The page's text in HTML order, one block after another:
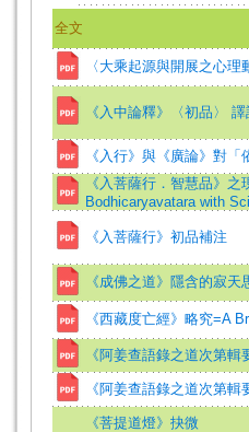
全文
〈大乘起源與開展之心理
《入中論釋》〈初品〉 譯
《入行》與《廣論》對
《入菩薩行．智慧品》
Bodhicaryavatara with
《入菩薩行》初品補注
《成佛之道》隱含的寂天
《西藏度亡經》略究=A
《阿姜查語錄之道次第
《阿姜查語錄之道次第
《菩提道燈》抉微